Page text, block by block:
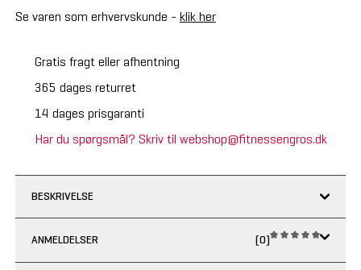
Se varen som erhvervskunde - klik her
Gratis fragt eller afhentning
365 dages returret
14 dages prisgaranti
Har du spørgsmål? Skriv til webshop@fitnessengros.dk
BESKRIVELSE
ANMELDELSER (0)